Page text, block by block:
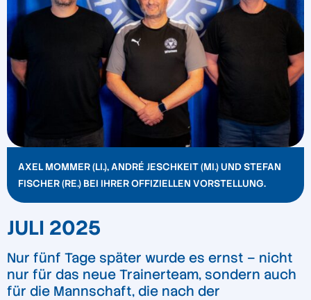
AXEL MOMMER (LI.), ANDRÉ JESCHKEIT (MI.) UND STEFAN
FISCHER (RE.) BEI IHRER OFFIZIELLEN VORSTELLUNG.
JULI 2025
Nur fünf Tage später wurde es ernst – nicht
nur für das neue Trainerteam, sondern auch
für die Mannschaft, die nach der